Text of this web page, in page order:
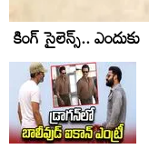
కింగ్ సైలెన్స్.. ఎందుకు